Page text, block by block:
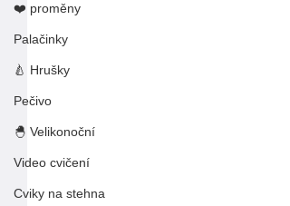
❤️ proměny
Palačinky
🍐 Hrušky
Pečivo
🐣 Velikonoční
Video cvičení
Cviky na stehna